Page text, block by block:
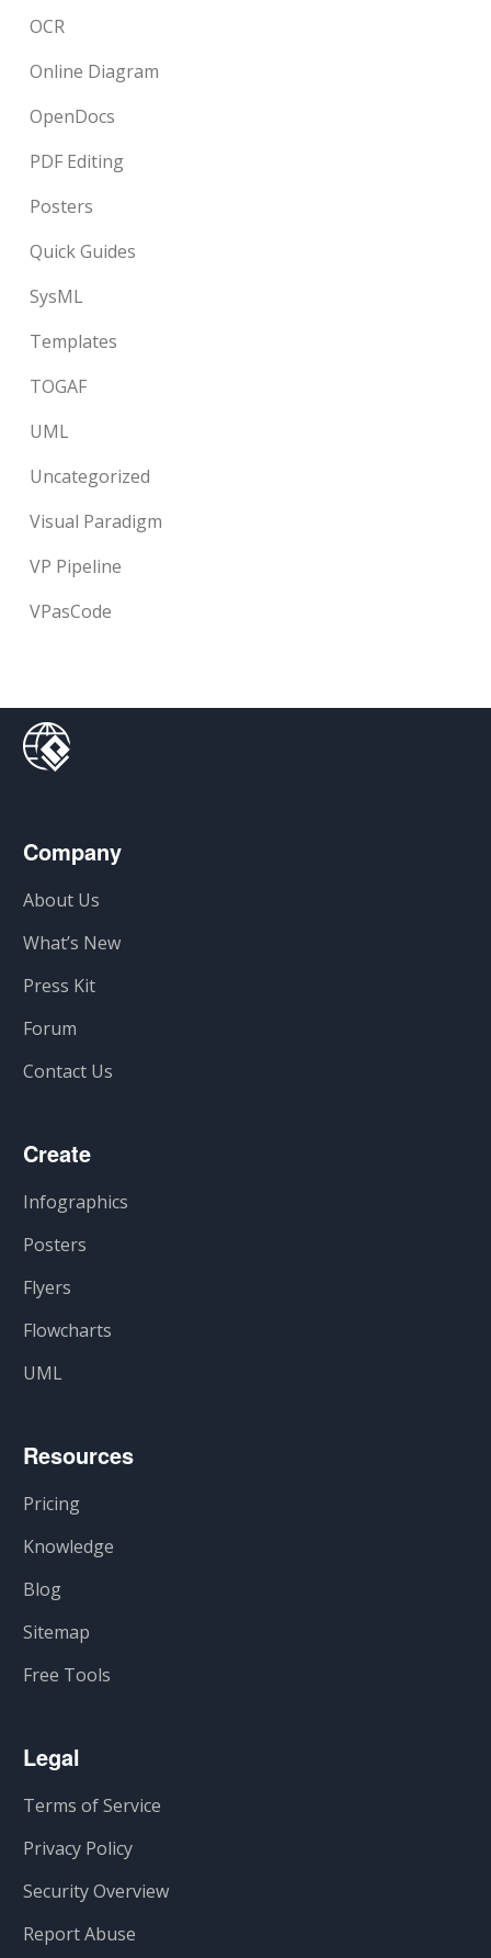
OCR
Online Diagram
OpenDocs
PDF Editing
Posters
Quick Guides
SysML
Templates
TOGAF
UML
Uncategorized
Visual Paradigm
VP Pipeline
VPasCode
Company
About Us
What’s New
Press Kit
Forum
Contact Us
Create
Infographics
Posters
Flyers
Flowcharts
UML
Resources
Pricing
Knowledge
Blog
Sitemap
Free Tools
Legal
Terms of Service
Privacy Policy
Security Overview
Report Abuse